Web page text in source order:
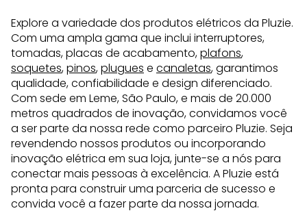
Explore a variedade dos produtos elétricos da Pluzie.
Com uma ampla gama que inclui interruptores,
tomadas, placas de acabamento,plafons,
soquetes,pinos,plugues e canaletas, garantimos
qualidade, confiabilidade e design diferenciado.
Com sede em Leme, São Paulo, e mais de 20.000
metros quadrados de inovação, convidamos você
a ser parte da nossa rede como parceiro Pluzie. Seja
revendendo nossos produtos ou incorporando
inovação elétrica em sua loja, junte-se a nós para
conectar mais pessoas à excelência. A Pluzie está
pronta para construir uma parceria de sucesso e
convida você a fazer parte da nossa jornada.